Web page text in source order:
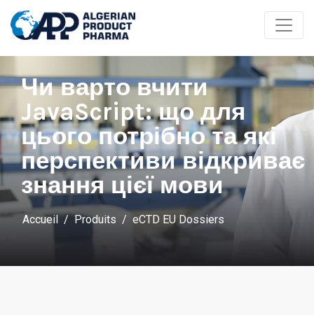
Чи варто вчити
JavaScript: що для
цього потрібно та які
перспективи відкриває
знання цієї мови
Accueil Produits eCTD EU Dossiers